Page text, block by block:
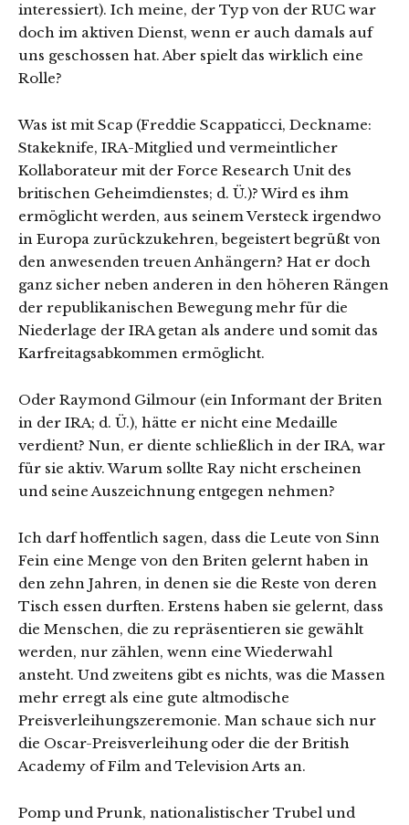
interessiert). Ich meine, der Typ von der RUC war
doch im aktiven Dienst, wenn er auch damals auf
uns geschossen hat. Aber spielt das wirklich eine
Rolle?
Was ist mit Scap (Freddie Scappaticci, Deckname:
Stakeknife, IRA-Mitglied und vermeintlicher
Kollaborateur mit der Force Research Unit des
britischen Geheimdienstes; d. Ü.)? Wird es ihm
ermöglicht werden, aus seinem Versteck irgendwo
in Europa zurückzukehren, begeistert begrüßt von
den anwesenden treuen Anhängern? Hat er doch
ganz sicher neben anderen in den höheren Rängen
der republikanischen Bewegung mehr für die
Niederlage der IRA getan als andere und somit das
Karfreitagsabkommen ermöglicht.
Oder Raymond Gilmour (ein Informant der Briten
in der IRA; d. Ü.), hätte er nicht eine Medaille
verdient? Nun, er diente schließlich in der IRA, war
für sie aktiv. Warum sollte Ray nicht erscheinen
und seine Auszeichnung entgegen nehmen?
Ich darf hoffentlich sagen, dass die Leute von Sinn
Fein eine Menge von den Briten gelernt haben in
den zehn Jahren, in denen sie die Reste von deren
Tisch essen durften. Erstens haben sie gelernt, dass
die Menschen, die zu repräsentieren sie gewählt
werden, nur zählen, wenn eine Wiederwahl
ansteht. Und zweitens gibt es nichts, was die Massen
mehr erregt als eine gute altmodische
Preisverleihungszeremonie. Man schaue sich nur
die Oscar-Preisverleihung oder die der British
Academy of Film and Television Arts an.
Pomp und Prunk, nationalistischer Trubel und